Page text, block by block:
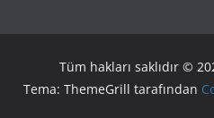
Tüm hakları saklıdır ©
Tema: ThemeGrill tarafından